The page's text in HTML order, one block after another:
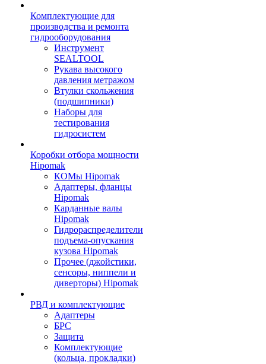
Комплектующие для
производства и ремонта
гидрооборудования
Инструмент
SEALTOOL
Рукава высокого
давления метражом
Втулки скольжения
(подшипники)
Наборы для
тестирования
гидросистем
Коробки отбора мощности
Hipomak
КОМы Hipomak
Адаптеры, фланцы
Hipomak
Карданные валы
Hipomak
Гидрораспределители
подъема-опускания
кузова Hipomak
Прочее (джойстики,
сенсоры, ниппели и
диверторы) Hipomak
РВД и комплектующие
Адаптеры
БРС
Защита
Комплектующие
(кольца, прокладки)